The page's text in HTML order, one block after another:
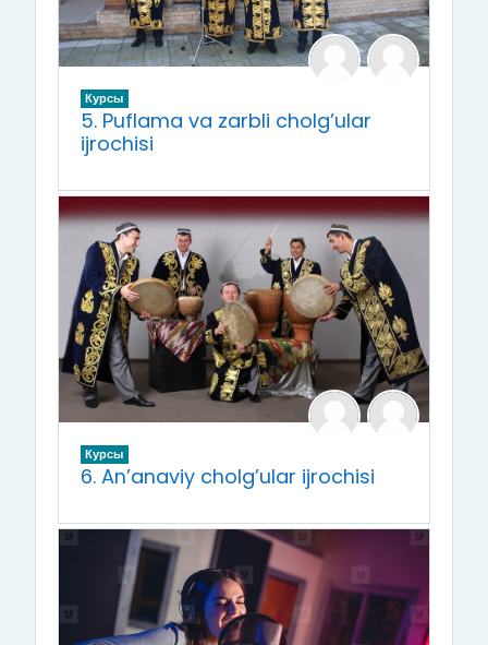
Курсы
5. Puflama va zarbli cholg’ular
ijrochisi
Курсы
6. An’anaviy cholg’ular ijrochisi